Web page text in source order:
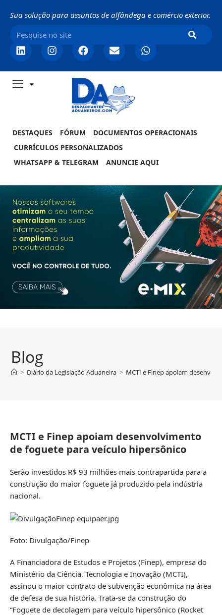
Sua solução para assuntos de alfândega e comércio exterior.
DESTAQUES FÓRUM
DOCUMENTOS OPERACIONAIS
CURRÍCULOS PERSONALIZADOS
WHATSAPP & TELEGRAM
ANUNCIE AQUI
Blog
> Diário da Legislação Aduaneira > MCTI e Finep apoiam
MCTI e Finep apoiam desenvolvimento
de foguete para veículo hipersônico
Serão investidos R$ 93 milhões mais contrapartida para a
construção do maior foguete já produzido pela indústria
nacional.
Foto: Divulgação/Finep
A Financiadora de Estudos e Projetos (Finep), empresa do
Ministério da Ciência, Tecnologia e Inovação (MCTI),
assinou o maior contrato de subvenção econômica na área
de defesa de sua história. Trata-se da construção do
“Foguete de decolagem para veículo hipersônico (Rocket